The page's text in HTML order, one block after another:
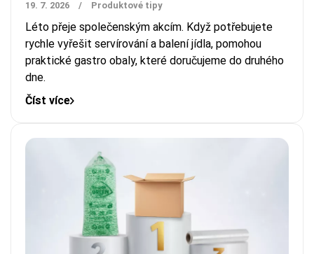
19. 7. 2026 / Produktové tipy
Léto přeje společenským akcím. Když potřebujete
rychle vyřešit servírování a balení jídla, pomohou
praktické gastro obaly, které doručujeme do druhého
dne.
Číst více